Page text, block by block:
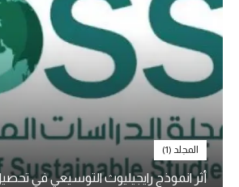
المجلد (1)
أثر انموذج رايجيليوث التوسيعي في